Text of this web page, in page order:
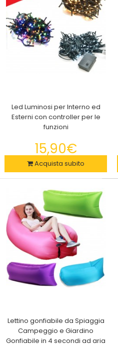
Attrezzo Barra Per
Barra per allenamento
pavimento Vuoi fare
Led Luminosi per Interno ed
Esterni con controller per le
funzioni
15,90€
Acquista subito
Lettino gonfiabile da Spiaggia
Campeggio e Giardino
Gonfiabile in 4 secondi ad aria